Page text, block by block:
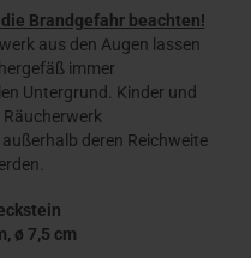
Brandgefahr beachten!
aus den Augen lassen
immer
Untergrund. Kinder und
deren Reichweite
ø 7,5 cm